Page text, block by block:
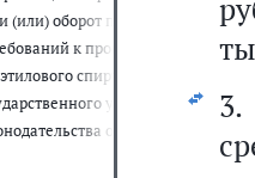
(или) оборот порошкообразной
к производству и (или)
спирта,
учета в области
об экспортном
3.